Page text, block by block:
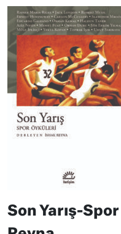
Son Yarış-